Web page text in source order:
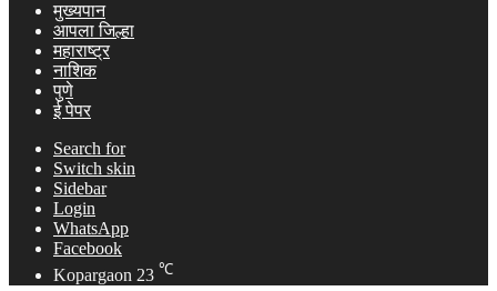
मुख्यपान
आपला जिल्हा
महाराष्ट्र
नाशिक
पुणे
ई पेपर
Search for
Switch skin
Sidebar
Login
WhatsApp
Facebook
Kopargaon 23 ℃